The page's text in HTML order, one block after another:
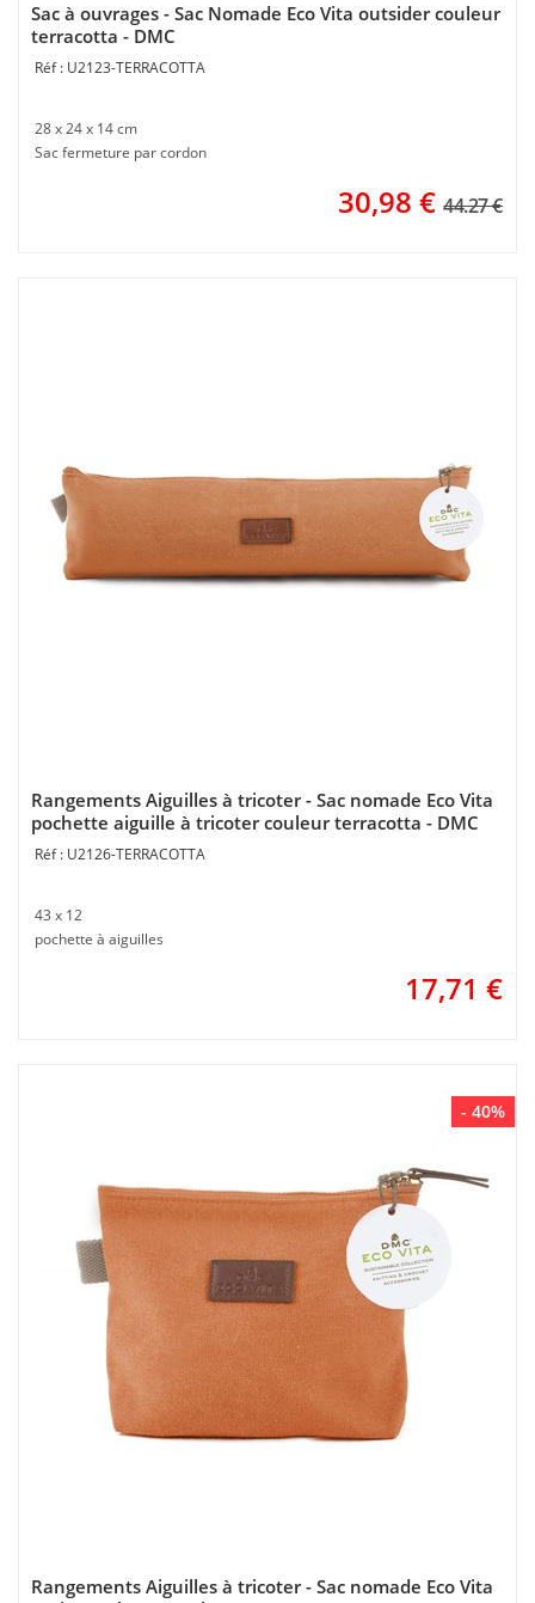
Sac à ouvrages - Sac Nomade Eco Vita outsider couleur
terracotta - DMC
U2123-TERRACOTTA
28 x 24 x 14 cm
Sac fermeture par cordon
30,98 € 44.27 €
Rangements Aiguilles à tricoter - Sac nomade Eco Vita
pochette aiguille à tricoter couleur terracotta - DMC
U2126-TERRACOTTA
43 x 12
pochette à aiguilles
17,71 €
- 40%
Rangements Aiguilles à tricoter - Sac nomade Eco Vita